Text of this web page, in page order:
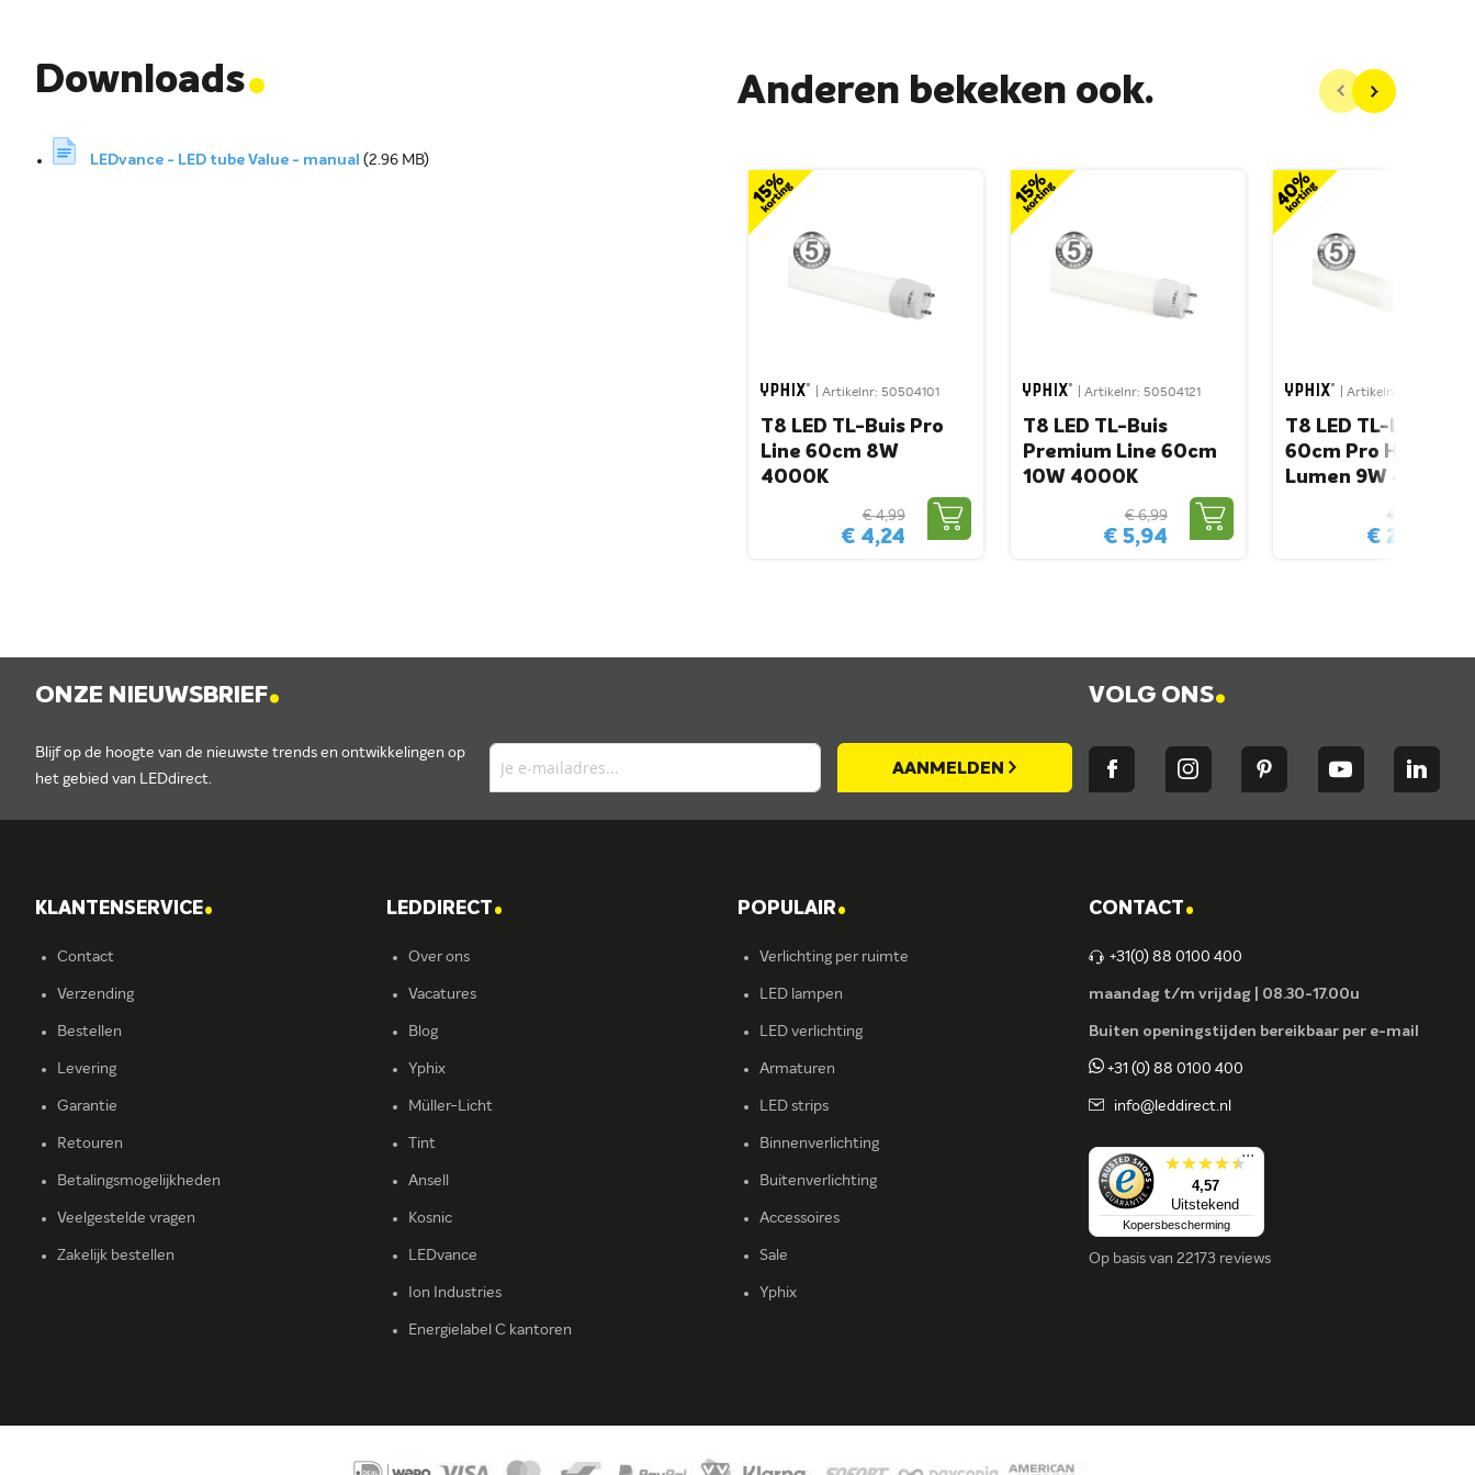
Anderen bekeken ook.
| Artikelnr: 50504101
T8 LED TL-Buis Pro
Line 60cm 8W
4000K
€ 4,24
€ 4,99
| Artikelnr: 50504121
T8 LED TL-Buis
Premium Line 60cm
10W 4000K
€ 5,94
€ 6,99
| Artikelnr: 50664101
T8 LED TL-Lamp
60cm Pro High
Lumen 9W 4000K
€ 2,99
€ 4,99
Downloads.
LEDvance - LED tube Value - manual (2.96 MB)
ONZE NIEUWSBRIEF.
Blijf op de hoogte van de nieuwste trends en ontwikkelingen op
het gebied van LEDdirect.
AANMELDEN
VOLG ONS.
KLANTENSERVICE.
Contact
Verzending
Bestellen
Levering
Garantie
Retouren
Betalingsmogelijkheden
Veelgestelde vragen
Zakelijk bestellen
LEDDIRECT.
Over ons
Vacatures
Blog
Yphix
Müller-Licht
Tint
Ansell
Kosnic
LEDvance
Ion Industries
Energielabel C kantoren
POPULAIR.
Verlichting per ruimte
LED lampen
LED verlichting
Armaturen
LED strips
Binnenverlichting
Buitenverlichting
Accessoires
Sale
Yphix
CONTACT.
+31(0) 88 0100 400
maandag t/m vrijdag | 08.30-17.00u
Buiten openingstijden bereikbaar per e-mail
+31 (0) 88 0100 400
info@leddirect.nl
4,57
Uitstekend
...
Kopersbescherming
Op basis van 22173 reviews